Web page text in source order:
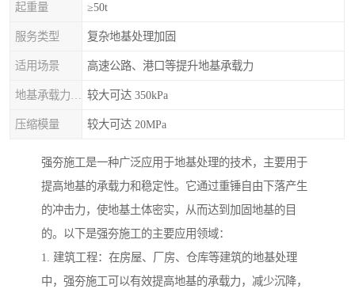
起重量 ≥50t
服务类型 复杂地基处理加固
适用场景 高速公路、港口等提升地基承载力
较大可达 350kPa
压缩模量 较大可达 20MPa
强夯施工是一种广泛应用于地基处理的技术，主要用于
提高地基的承载力和稳定性。它通过重锤自由下落产生
的冲击力，使地基土体密实，从而达到加固地基的目
的。以下是强夯施工的主要应用领域：
1. 建筑工程：在房屋、厂房、仓库等建筑的地基处理
中，强夯施工可以有效提高地基的承载力，减少沉降，